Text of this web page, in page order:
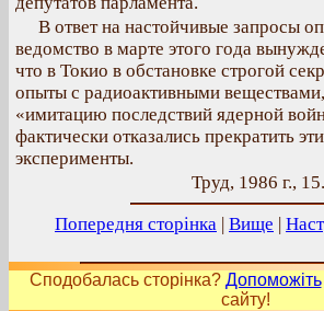
В ответ на настойчивые запросы
ведомство в марте этого года
что в Токио в обстановке строгой
опыты с радиоактивными
«имитацию последствий ядерной
фактически отказались прекратить
эксперименты.
Труд, 1986 г.,
Попередня сторінка | Вище |
Сподобалась сторінка? Допоможіть
сайту!